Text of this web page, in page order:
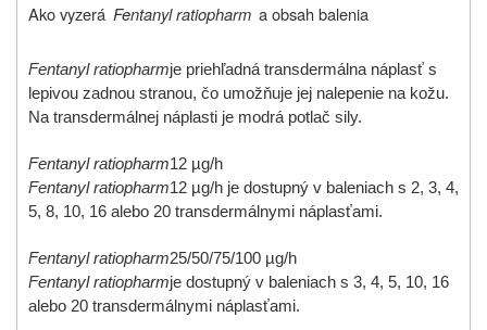
Ako vyzerá Fentanyl ratiopharm a obsah balenia
Fentanyl ratiopharmje priehľadná transdermálna náplasť s
lepivou zadnou stranou, čo umožňuje jej nalepenie na kožu.
Na transdermálnej náplasti je modrá potlač sily.
Fentanyl ratiopharm12 µg/h
Fentanyl ratiopharm12 µg/h je dostupný v baleniach s 2, 3, 4,
5, 8, 10, 16 alebo 20 transdermálnymi náplasťami.
Fentanyl ratiopharm25/50/75/100 µg/h
Fentanyl ratiopharmje dostupný v baleniach s 3, 4, 5, 10, 16
alebo 20 transdermálnymi náplasťami.